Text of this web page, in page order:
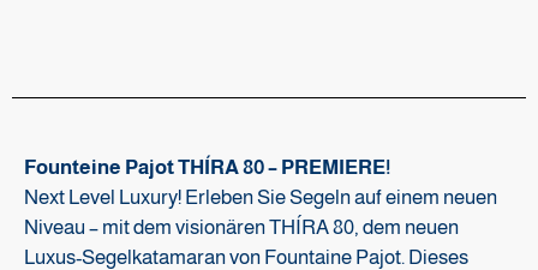
Founteine Pajot THÍRA 80 – PREMIERE!
Next Level Luxury! Erleben Sie Segeln auf einem neuen
Niveau – mit dem visionären THÍRA 80, dem neuen
Luxus-Segelkatamaran von Fountaine Pajot. Dieses